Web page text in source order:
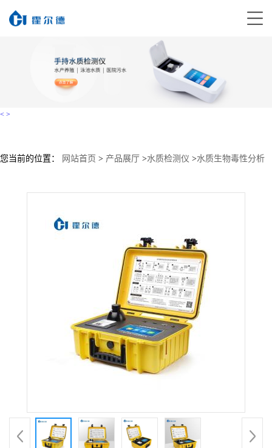
< >
您当前的位置： 网站首页 > 产品展厅 >水质检测仪 >水质生物毒性分析